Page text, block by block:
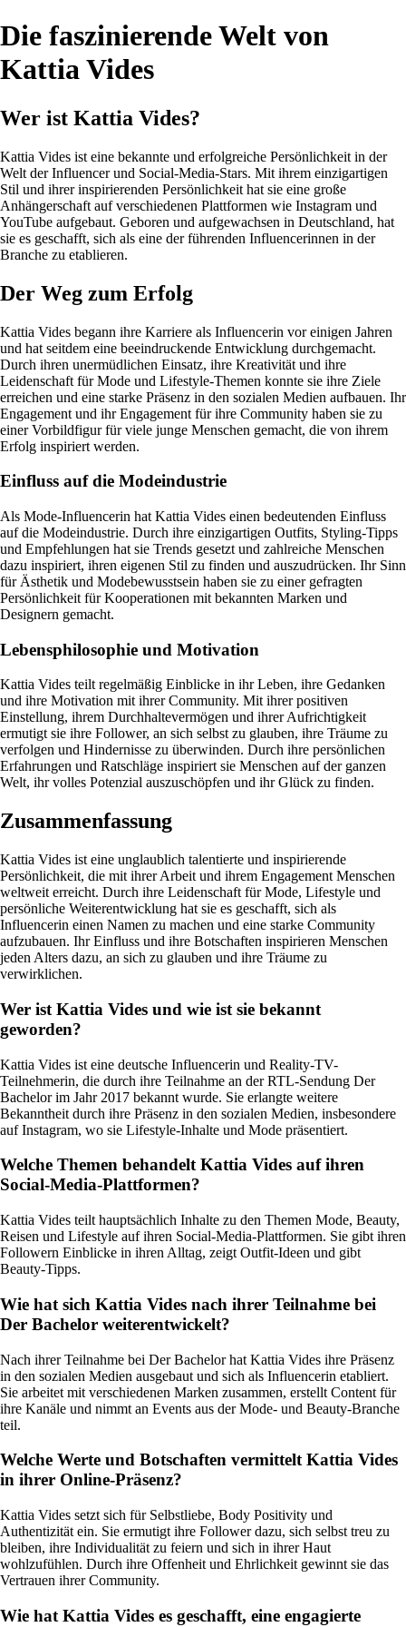
Die faszinierende Welt von
Kattia Vides
Wer ist Kattia Vides?
Kattia Vides ist eine bekannte und erfolgreiche Persönlichkeit in der
Welt der Influencer und Social-Media-Stars. Mit ihrem einzigartigen
Stil und ihrer inspirierenden Persönlichkeit hat sie eine große
Anhängerschaft auf verschiedenen Plattformen wie Instagram und
YouTube aufgebaut. Geboren und aufgewachsen in Deutschland, hat
sie es geschafft, sich als eine der führenden Influencerinnen in der
Branche zu etablieren.
Der Weg zum Erfolg
Kattia Vides begann ihre Karriere als Influencerin vor einigen Jahren
und hat seitdem eine beeindruckende Entwicklung durchgemacht.
Durch ihren unermüdlichen Einsatz, ihre Kreativität und ihre
Leidenschaft für Mode und Lifestyle-Themen konnte sie ihre Ziele
erreichen und eine starke Präsenz in den sozialen Medien aufbauen. Ihr
Engagement und ihr Engagement für ihre Community haben sie zu
einer Vorbildfigur für viele junge Menschen gemacht, die von ihrem
Erfolg inspiriert werden.
Einfluss auf die Modeindustrie
Als Mode-Influencerin hat Kattia Vides einen bedeutenden Einfluss
auf die Modeindustrie. Durch ihre einzigartigen Outfits, Styling-Tipps
und Empfehlungen hat sie Trends gesetzt und zahlreiche Menschen
dazu inspiriert, ihren eigenen Stil zu finden und auszudrücken. Ihr Sinn
für Ästhetik und Modebewusstsein haben sie zu einer gefragten
Persönlichkeit für Kooperationen mit bekannten Marken und
Designern gemacht.
Lebensphilosophie und Motivation
Kattia Vides teilt regelmäßig Einblicke in ihr Leben, ihre Gedanken
und ihre Motivation mit ihrer Community. Mit ihrer positiven
Einstellung, ihrem Durchhaltevermögen und ihrer Aufrichtigkeit
ermutigt sie ihre Follower, an sich selbst zu glauben, ihre Träume zu
verfolgen und Hindernisse zu überwinden. Durch ihre persönlichen
Erfahrungen und Ratschläge inspiriert sie Menschen auf der ganzen
Welt, ihr volles Potenzial auszuschöpfen und ihr Glück zu finden.
Zusammenfassung
Kattia Vides ist eine unglaublich talentierte und inspirierende
Persönlichkeit, die mit ihrer Arbeit und ihrem Engagement Menschen
weltweit erreicht. Durch ihre Leidenschaft für Mode, Lifestyle und
persönliche Weiterentwicklung hat sie es geschafft, sich als
Influencerin einen Namen zu machen und eine starke Community
aufzubauen. Ihr Einfluss und ihre Botschaften inspirieren Menschen
jeden Alters dazu, an sich zu glauben und ihre Träume zu
verwirklichen.
Wer ist Kattia Vides und wie ist sie bekannt
geworden?
Kattia Vides ist eine deutsche Influencerin und Reality-TV-
Teilnehmerin, die durch ihre Teilnahme an der RTL-Sendung Der
Bachelor im Jahr 2017 bekannt wurde. Sie erlangte weitere
Bekanntheit durch ihre Präsenz in den sozialen Medien, insbesondere
auf Instagram, wo sie Lifestyle-Inhalte und Mode präsentiert.
Welche Themen behandelt Kattia Vides auf ihren
Social-Media-Plattformen?
Kattia Vides teilt hauptsächlich Inhalte zu den Themen Mode, Beauty,
Reisen und Lifestyle auf ihren Social-Media-Plattformen. Sie gibt ihren
Followern Einblicke in ihren Alltag, zeigt Outfit-Ideen und gibt
Beauty-Tipps.
Wie hat sich Kattia Vides nach ihrer Teilnahme bei
Der Bachelor weiterentwickelt?
Nach ihrer Teilnahme bei Der Bachelor hat Kattia Vides ihre Präsenz
in den sozialen Medien ausgebaut und sich als Influencerin etabliert.
Sie arbeitet mit verschiedenen Marken zusammen, erstellt Content für
ihre Kanäle und nimmt an Events aus der Mode- und Beauty-Branche
teil.
Welche Werte und Botschaften vermittelt Kattia Vides
in ihrer Online-Präsenz?
Kattia Vides setzt sich für Selbstliebe, Body Positivity und
Authentizität ein. Sie ermutigt ihre Follower dazu, sich selbst treu zu
bleiben, ihre Individualität zu feiern und sich in ihrer Haut
wohlzufühlen. Durch ihre Offenheit und Ehrlichkeit gewinnt sie das
Vertrauen ihrer Community.
Wie hat Kattia Vides es geschafft, eine engagierte